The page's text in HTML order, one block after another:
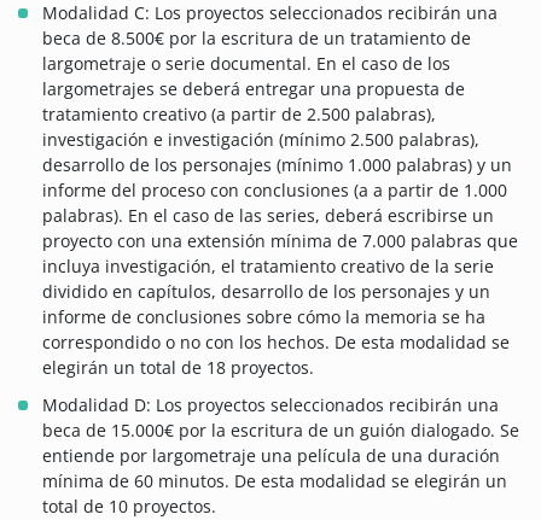
Modalidad C: Los proyectos seleccionados recibirán una
beca de 8.500€ por la escritura de un tratamiento de
largometraje o serie documental. En el caso de los
largometrajes se deberá entregar una propuesta de
tratamiento creativo (a partir de 2.500 palabras),
investigación e investigación (mínimo 2.500 palabras),
desarrollo de los personajes (mínimo 1.000 palabras) y un
informe del proceso con conclusiones (a a partir de 1.000
palabras). En el caso de las series, deberá escribirse un
proyecto con una extensión mínima de 7.000 palabras que
incluya investigación, el tratamiento creativo de la serie
dividido en capítulos, desarrollo de los personajes y un
informe de conclusiones sobre cómo la memoria se ha
correspondido o no con los hechos. De esta modalidad se
elegirán un total de 18 proyectos.
Modalidad D: Los proyectos seleccionados recibirán una
beca de 15.000€ por la escritura de un guión dialogado. Se
entiende por largometraje una película de una duración
mínima de 60 minutos. De esta modalidad se elegirán un
total de 10 proyectos.